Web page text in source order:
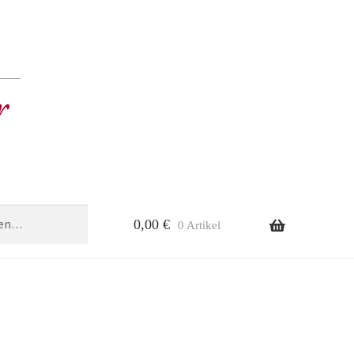
0,00 € 0 Artikel